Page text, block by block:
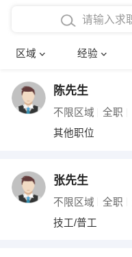
区域 经验
在校学生工作经验
四年以上工作经验
五年以上工作经验
博士
文员
财务会计
网络IT
陈先生
不限区域 全职
其他职位
张先生
不限区域 全职
技工/普工